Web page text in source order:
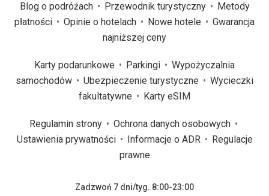
Blog o podróżach Przewodnik turystyczny
Metody
płatności
Opinie o hotelach Nowe hotele
Gwarancja
najniższej ceny
Karty podarunkowe Parkingi
Wypożyczalnia
samochodów
Ubezpieczenie turystyczne
Wycieczki
fakultatywne
Karty eSIM
Regulamin strony
Ochrona danych osobowych
Ustawienia prywatności
Informacje o ADR
Regulacje
prawne
Zadzwoń 7 dni/tyg. 8:00-23:00